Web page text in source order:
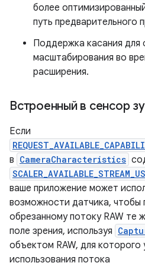
более
путь предварительного
Поддержка касания для
масштабирования во
расширения.
Встроенный в сенсор
Если
в CameraCharacteristics
ваше приложение может
возможности датчика, чтобы
обрезанному потоку RAW те
поле зрения, используя
объектом RAW, для которого
использования потока